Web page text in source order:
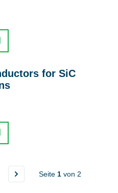
for SiC
Seite 1 von 2